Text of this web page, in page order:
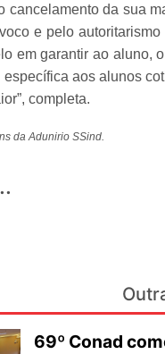
cancelamento da sua
e pelo
em garantir ao aluno,
aos alunos
completa.
da Adunirio SSind.
69º Conad